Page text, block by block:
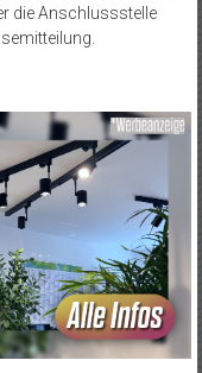
die Anschlussstelle